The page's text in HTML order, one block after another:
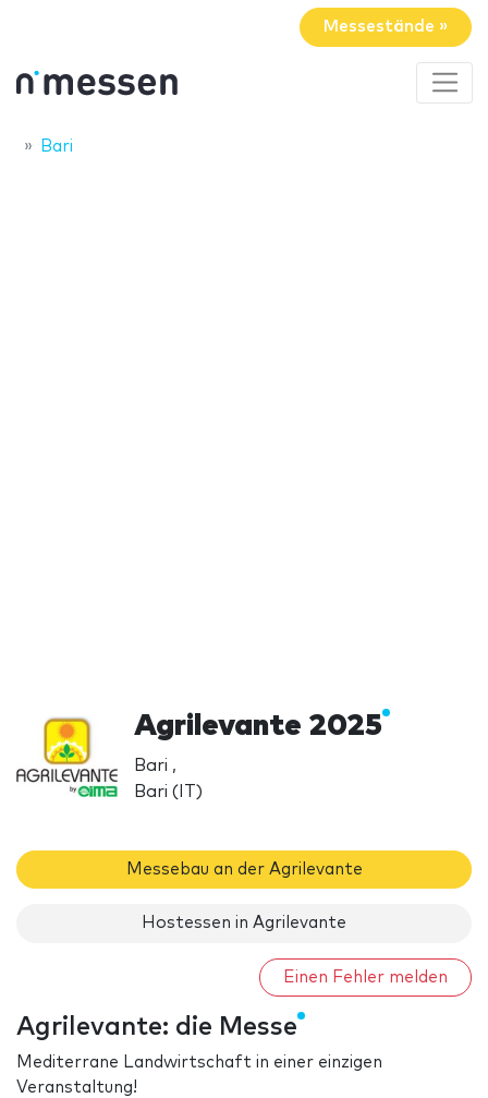
Messestände »
Bari
Agrilevante 2025
Bari ,
Bari (IT)
Messebau an der Agrilevante
Hostessen in Agrilevante
Einen Fehler melden
Agrilevante: die Messe
Mediterrane Landwirtschaft in einer einzigen
Veranstaltung!